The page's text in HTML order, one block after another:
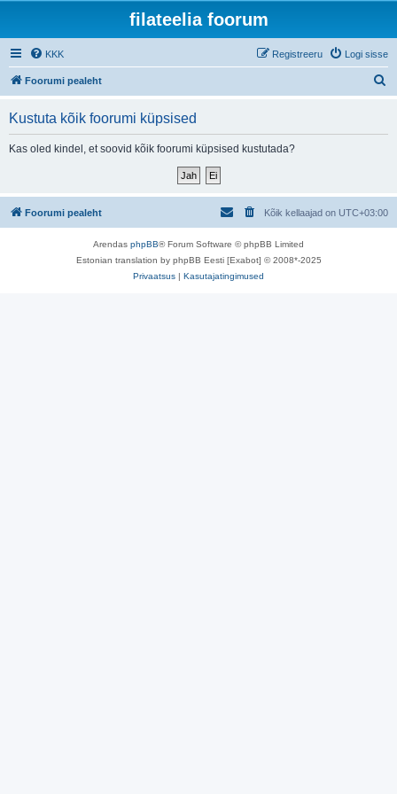
filateelia foorum
KKK Logi sisse
Registreeru
Foorumi pealeht
Kustuta kõik foorumi küpsised
Kas oled kindel, et soovid kõik foorumi küpsised kustutada?
Foorumi pealeht Kõik kellaajad on UTC+03:00
Arendas phpBB® Forum Software © phpBB Limited
Estonian translation by phpBB Eesti [Exabot] © 2008*-2025
Privaatsus | Kasutajatingimused